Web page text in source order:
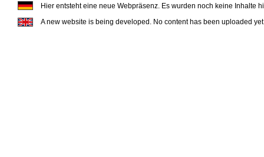
Hier entsteht eine neue Webpräsenz. Es wurden noch keine Inhalte
A new website is being developed. No content has been uploaded